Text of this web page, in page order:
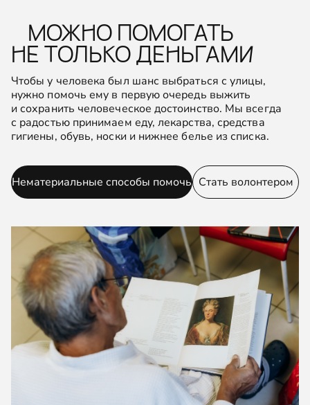
МОЖНО ПОМОГАТЬ
НЕ ТОЛЬКО ДЕНЬГАМИ
Чтобы у человека был шанс выбраться с улицы,
нужно помочь ему в первую очередь выжить
и сохранить человеческое достоинство. Мы всегда
с радостью принимаем еду, лекарства, средства
гигиены, обувь, носки и нижнее белье из списка.
Нематериальные способы помочь Стать волонтером